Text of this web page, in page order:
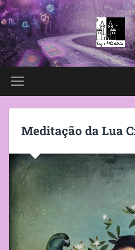
Meditação da Lua